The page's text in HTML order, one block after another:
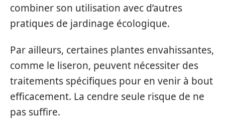
combiner son utilisation avec d’autres
pratiques de jardinage écologique.
Par ailleurs, certaines plantes envahissantes,
comme le liseron, peuvent nécessiter des
traitements spécifiques pour en venir à bout
efficacement. La cendre seule risque de ne
pas suffire.